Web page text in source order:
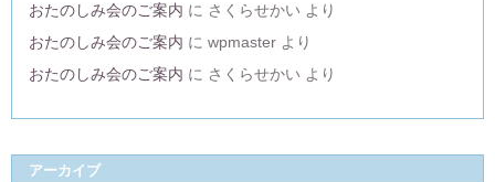
おたのしみ会のご案内 に さくらせかい より
おたのしみ会のご案内 に wpmaster より
おたのしみ会のご案内 に さくらせかい より
アーカイブ